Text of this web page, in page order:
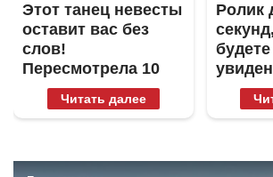
Этот танец невесты
оставит вас без
слов!
Пересмотрела 10
раз
Читать далее
Ролик